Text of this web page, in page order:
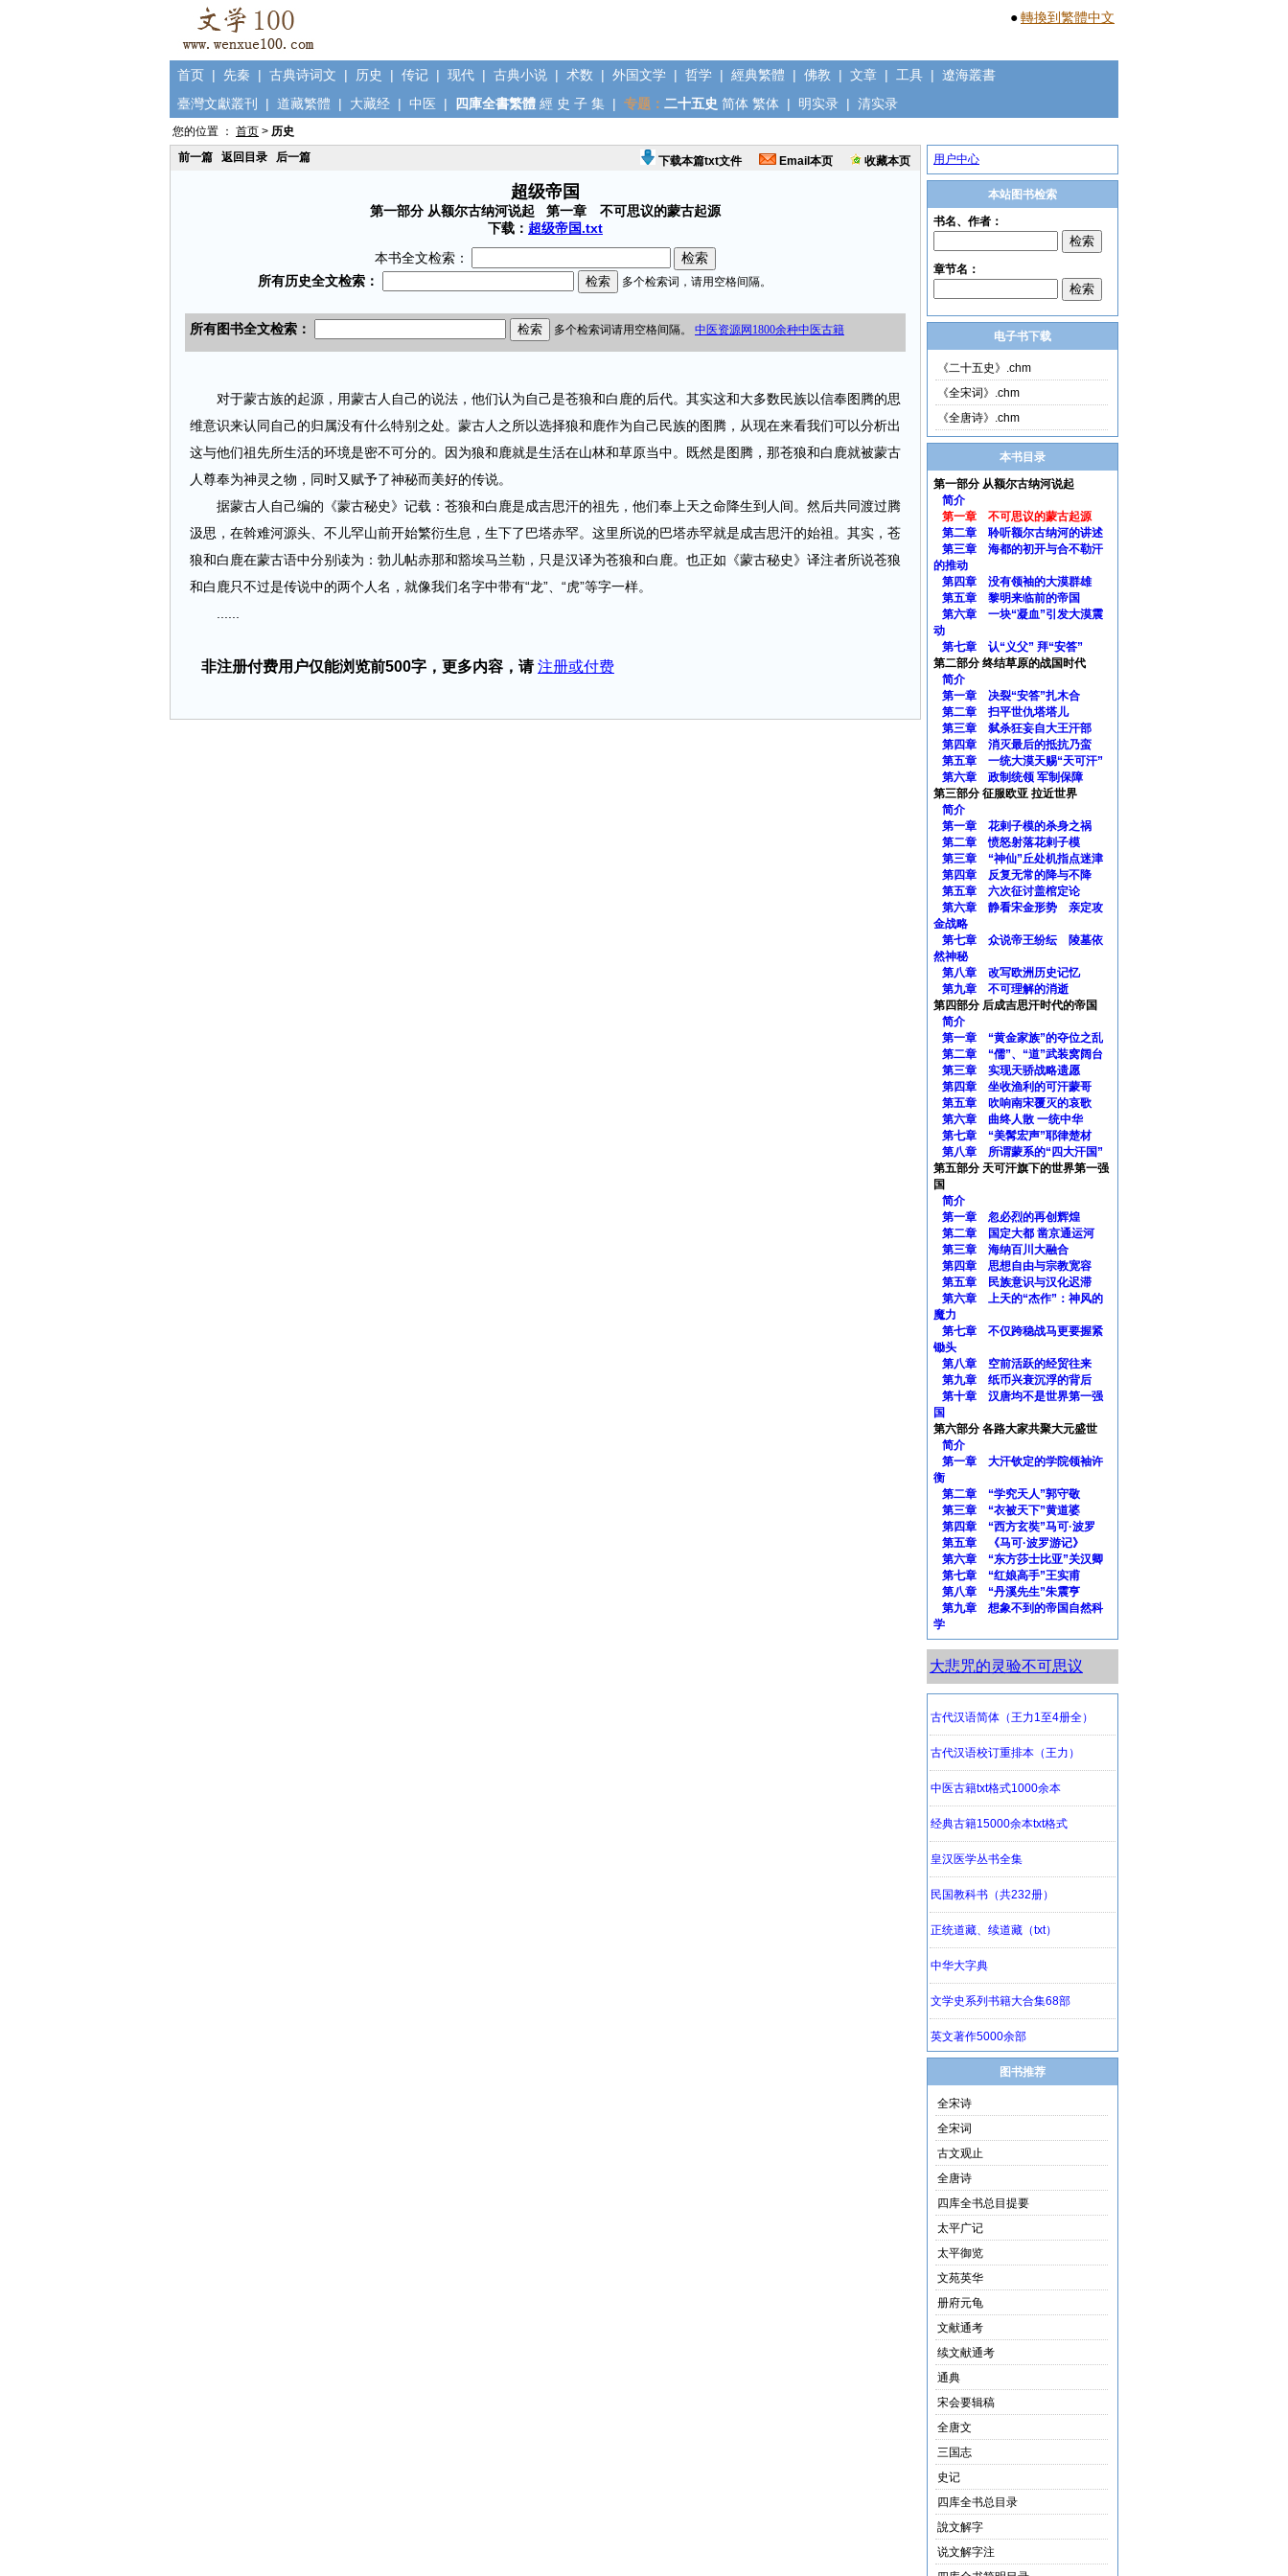
●轉換到繁體中文
首页 | 先秦 | 古典诗词文 | 历史 | 传记 | 现代 | 古典小说 | 术数 | 外国文学 | 哲学 | 經典繁體 | 佛教 | 文章 | 工具 | 遼海叢書
臺灣文獻叢刊
| 道藏繁體 | 大藏经 | 中医 | 四庫全書繁體 經 史 子 集 | 专题： 二十五史 简体 繁体 | 明实录 | 清实录
您的位置 ： 首页 > 历史
前一篇
返回目录 后一篇 下载本篇txt文件 Email本页 收藏本页
超级帝国
第一部分 从额尔古纳河说起 第一章 不可思议的蒙古起源
下载： 超级帝国.txt
本书全文检索：
对于蒙古族的起源，用蒙古人自己的说法，他们认为自己是苍狼和白鹿的后代。其实这和大多数民族以信奉图腾的思
维意识来认同自己的归属没有什么特别之处。蒙古人之所以选择狼和鹿作为自己民族的图腾，从现在来看我们可以分析出
这与他们祖先所生活的环境是密不可分的。因为狼和鹿就是生活在山林和草原当中。既然是图腾，那苍狼和白鹿就被蒙古
人尊奉为神灵之物，同时又赋予了神秘而美好的传说。
据蒙古人自己编的《蒙古秘史》记载：苍狼和白鹿是成吉思汗的祖先，他们奉上天之命降生到人间。然后共同渡过腾
汲思，在斡难河源头、不儿罕山前开始繁衍生息，生下了巴塔赤罕。这里所说的巴塔赤罕就是成吉思汗的始祖。其实，苍
狼和白鹿在蒙古语中分别读为：勃儿帖赤那和豁埃马兰勒，只是汉译为苍狼和白鹿。也正如《蒙古秘史》译注者所说苍狼
和白鹿只不过是传说中的两个人名，就像我们名字中带有“龙”、“虎”等字一样。
非注册付费用户仅能浏览前500字，更多内容，请 注册或付费
用户中心
本站图书检索
电子书下载
《二十五史》.chm
《全宋词》.chm
《全唐诗》.chm
本书目录
第一部分 从额尔古纳河说起
简介
第一章 不可思议的蒙古起源
第二章 聆听额尔古纳河的讲述
第三章 海都的初开与合不勒汗
的推动
第四章 没有领袖的大漠群雄
第五章 黎明来临前的帝国
第六章 一块“凝血”引发大漠震
动
第七章 认“义父” 拜“安答”
第二部分 终结草原的战国时代
简介
第一章 决裂“安答”扎木合
第二章 扫平世仇塔塔儿
第三章 弑杀狂妄自大王汗部
第四章 消灭最后的抵抗乃蛮
第五章 一统大漠天赐“天可汗”
第六章 政制统领 军制保障
第三部分 征服欧亚 拉近世界
简介
第一章 花剌子模的杀身之祸
第二章 愤怒射落花剌子模
第三章 “神仙”丘处机指点迷津
第四章 反复无常的降与不降
第五章 六次征讨盖棺定论
第六章 静看宋金形势 亲定攻
金战略
第七章 众说帝王纷纭 陵墓依
然神秘
第八章 改写欧洲历史记忆
第九章 不可理解的消逝
第四部分 后成吉思汗时代的帝国
简介
第一章 “黄金家族”的夺位之乱
第二章 “儒”、“道”武装窝阔台
第三章 实现天骄战略遗愿
第四章 坐收渔利的可汗蒙哥
第五章 吹响南宋覆灭的哀歌
第六章 曲终人散 一统中华
第七章 “美髯宏声”耶律楚材
第八章 所谓蒙系的“四大汗国”
第五部分 天可汗旗下的世界第一强
国
简介
第一章 忽必烈的再创辉煌
第二章 国定大都 凿京通运河
第三章 海纳百川大融合
第四章 思想自由与宗教宽容
第五章 民族意识与汉化迟滞
第六章 上天的“杰作”：神风的
魔力
第七章 不仅跨稳战马更要握紧
锄头
第八章 空前活跃的经贸往来
第九章 纸币兴衰沉浮的背后
第十章 汉唐均不是世界第一强
国
第六部分 各路大家共聚大元盛世
简介
第一章 大汗钦定的学院领袖许
衡
第二章 “学究天人”郭守敬
第三章 “衣被天下”黄道婆
第四章 “西方玄奘”马可·波罗
第五章 《马可·波罗游记》
第六章 “东方莎士比亚”关汉卿
第七章 “红娘高手”王实甫
第八章 “丹溪先生”朱震亨
第九章 想象不到的帝国自然科
学
大悲咒的灵验不可思议
图书推荐
全宋诗
全宋词
古文观止
全唐诗
四库全书总目提要
太平广记
太平御览
文苑英华
册府元龟
文献通考
续文献通考
通典
宋会要辑稿
全唐文
三国志
史记
四库全书总目录
說文解字
说文解字注